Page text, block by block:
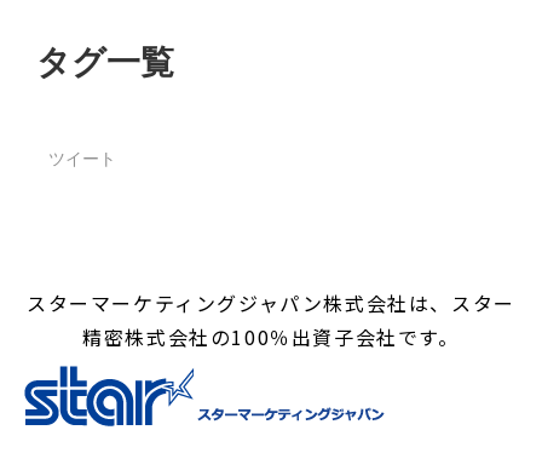
タグ一覧
ツイート
スターマーケティングジャパン株式会社は、スター
精密株式会社の100％出資子会社です。